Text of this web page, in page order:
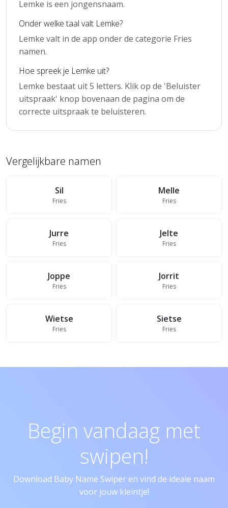
Lemke is een jongensnaam.
Onder welke taal valt Lemke?
Lemke valt in de app onder de categorie Fries
namen.
Hoe spreek je Lemke uit?
Lemke bestaat uit 5 letters. Klik op de 'Beluister
uitspraak' knop bovenaan de pagina om de
correcte uitspraak te beluisteren.
Vergelijkbare namen
Sil
Fries
Melle
Fries
Jurre
Fries
Jelte
Fries
Joppe
Fries
Jorrit
Fries
Wietse
Fries
Sietse
Fries
Begin vandaag met
swipen!
Download Baby Name Swiper en vind de ideale naam
voor jouw kleintje!